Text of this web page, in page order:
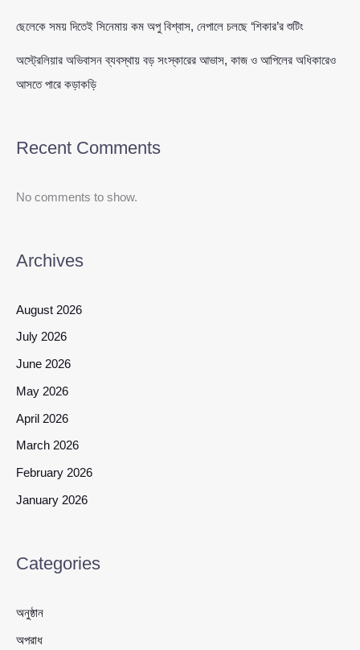
ছেলেকে সময় দিতেই সিনেমায় কম অপু বিশ্বাস, নেপালে চলছে ‘শিকার’র শুটিং
অস্ট্রেলিয়ার অভিবাসন ব্যবস্থায় বড় সংস্কারের আভাস, কাজ ও আপিলের অধিকারেও
আসতে পারে কড়াকড়ি
Recent Comments
No comments to show.
Archives
August 2026
July 2026
June 2026
May 2026
April 2026
March 2026
February 2026
January 2026
Categories
অনুষ্ঠান
অপরাধ